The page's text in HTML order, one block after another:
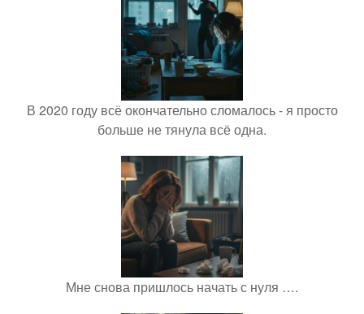
В 2020 году всё окончательно сломалось - я просто
больше не тянула всё одна.
Мне снова пришлось начать с нуля ….